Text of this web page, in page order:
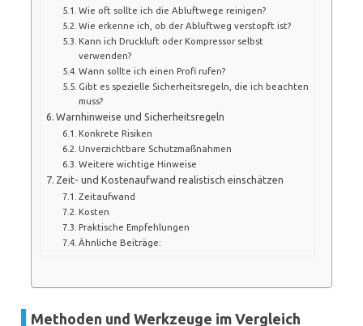
Wie oft sollte ich die Abluftwege reinigen?
Wie erkenne ich, ob der Abluftweg verstopft ist?
Kann ich Druckluft oder Kompressor selbst
verwenden?
Wann sollte ich einen Profi rufen?
Gibt es spezielle Sicherheitsregeln, die ich beachten
muss?
Warnhinweise und Sicherheitsregeln
Konkrete Risiken
Unverzichtbare Schutzmaßnahmen
Weitere wichtige Hinweise
Zeit- und Kostenaufwand realistisch einschätzen
Zeitaufwand
Kosten
Praktische Empfehlungen
Ähnliche Beiträge:
Methoden und Werkzeuge im Vergleich